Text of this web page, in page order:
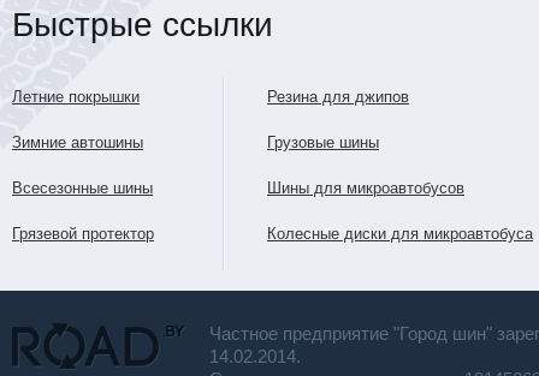
Быстрые ссылки
Летние покрышки
Зимние автошины
Всесезонные шины
Грязевой протектор
Резина для джипов
Грузовые шины
Шины для микроавтобусов
Колесные диски для микроавтобуса
Частное предприятие "Город шин"
14.02.2014.